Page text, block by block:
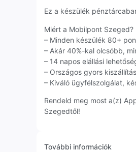
Ez a készülék
Miért a Mobilpont Szeged?
– Minden készülék 80+
– Akár 40%-kal olcsóbb,
– 14 napos elállási
– Országos gyors
– Kiváló ügyfélszolgálat,
Rendeld meg most a(z)
Szegedtől!
További információk